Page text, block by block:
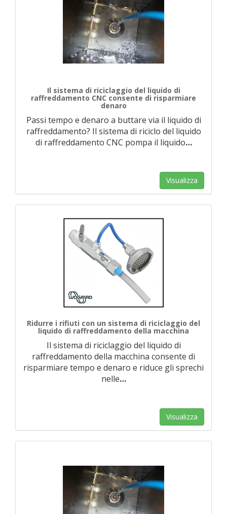
Il sistema di riciclaggio del liquido di
raffreddamento CNC consente di risparmiare
denaro
Passi tempo e denaro a buttare via il liquido di
raffreddamento? Il sistema di riciclo del liquido
di raffreddamento CNC pompa il liquido…
Visualizza
Ridurre i rifiuti con un sistema di riciclaggio del
liquido di raffreddamento della macchina
Il sistema di riciclaggio del liquido di
raffreddamento della macchina consente di
risparmiare tempo e denaro e riduce gli sprechi
nelle…
Visualizza